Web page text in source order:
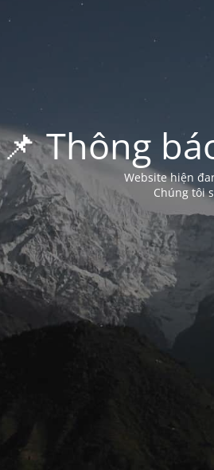
📌 Thông
Website hiện
Chúng tôi